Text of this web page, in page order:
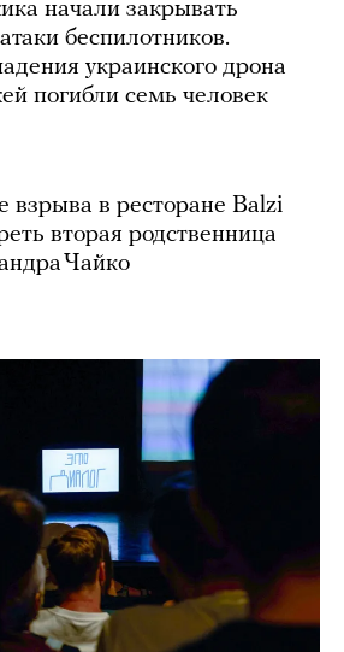
начали закрывать
беспилотников.
украинского дрона
погибли семь человек
взрыва в ресторане Balzi
вторая родственница
Чайко